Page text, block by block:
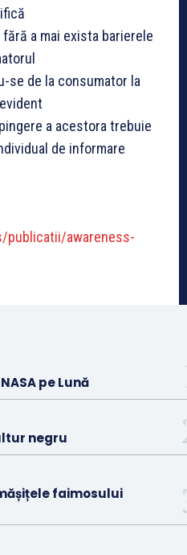
a mai exista barierele
se de la consumator la
a acestora trebuie
de informare
awareness-
pe Lună
negru
faimosului